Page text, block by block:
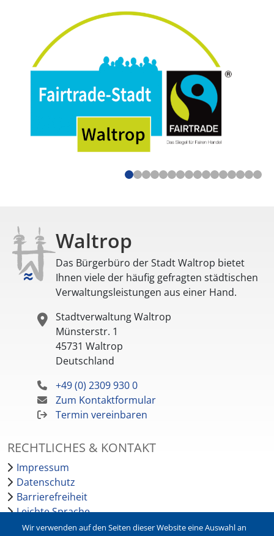
Waltrop
Das Bürgerbüro der Stadt Waltrop bietet
Ihnen viele der häufig gefragten städtischen
Verwaltungsleistungen aus einer Hand.
Stadtverwaltung Waltrop
Münsterstr. 1
45731 Waltrop
Deutschland
+49 (0) 2309 930 0
Zum Kontaktformular
Termin vereinbaren
RECHTLICHES & KONTAKT
Impressum
Datenschutz
Barrierefreiheit
Leichte Sprache
Bankverbindungen
Wir verwenden auf den Seiten dieser Website eine Auswahl an